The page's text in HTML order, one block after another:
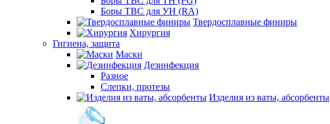
Боры ТВС для УН (RA)
Твердосплавные финиры
Хирургия
Гигиена, защита
Маски
Дезинфекция
Разное
Слепки, протезы
Изделия из ваты, абсорбенты